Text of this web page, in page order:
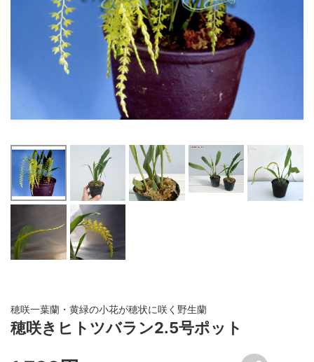
穂咲一葉蘭・黄緑の小花が穂状に咲く野生蘭
穂咲きヒトツバラン2.5号ポット